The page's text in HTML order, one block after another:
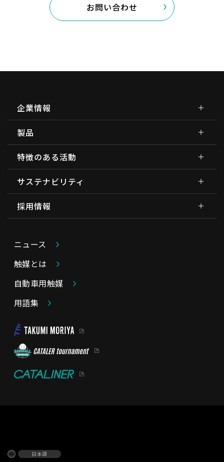
お問い合わせ
企業情報
製品
特徴のある活動
サステナビリティ
採用情報
ニュース
触媒とは
自動車用触媒
用語集
日本語